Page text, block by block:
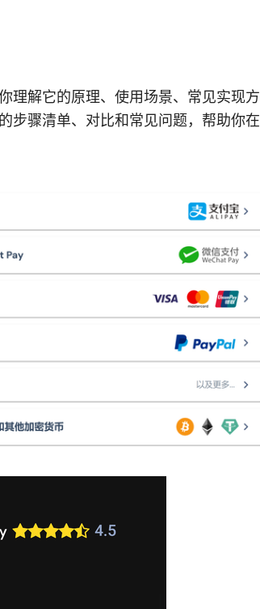
理解它的原理、使用场景、常见实现方
步骤清单、对比和常见问题，帮助你在